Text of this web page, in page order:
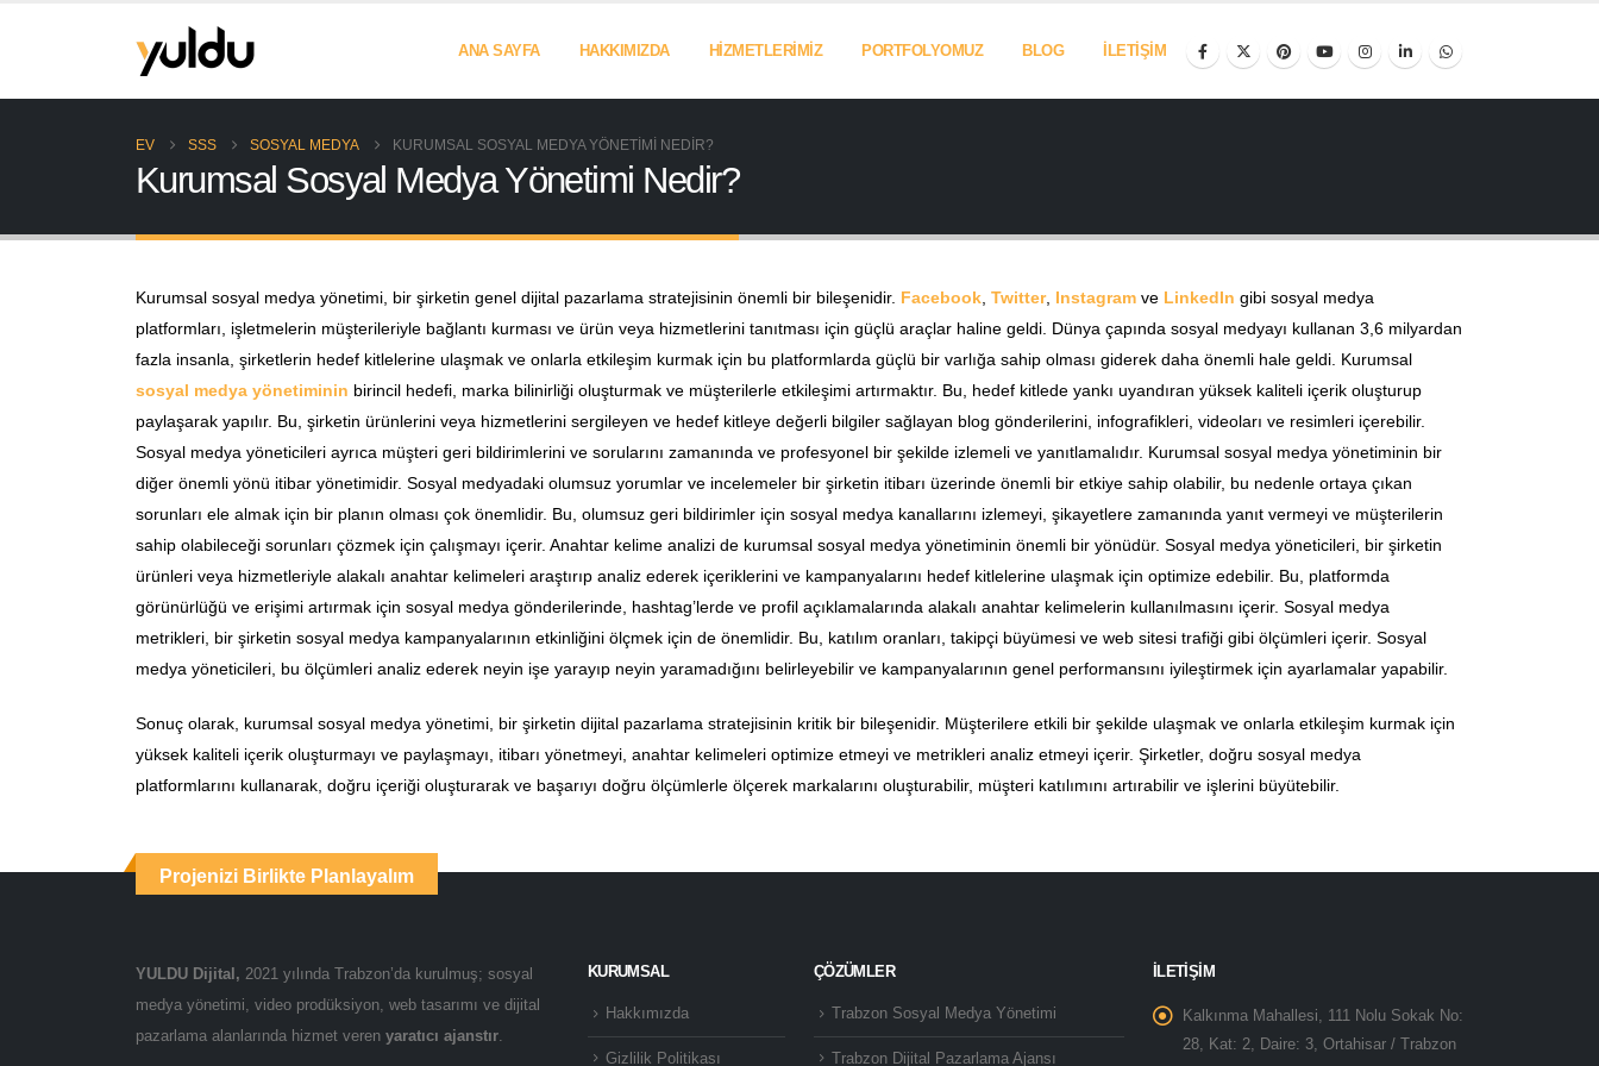
ANA SAYFA HAKKIMIZDA HIZMETLERIMIZ PORTFOLYOMUZ BLOG İLETIŞIM
EV SSS SOSYAL MEDYA KURUMSAL SOSYAL MEDYA YÖNETIMI NEDIR?
Kurumsal Sosyal Medya Yönetimi Nedir?
Kurumsal sosyal medya yönetimi, bir şirketin genel dijital pazarlama stratejisinin önemli bir bileşenidir. Facebook Twitter, Instagram ve LinkedIn gibi sosyal medya
platformları, işletmelerin müşterileriyle bağlantı kurması ve ürün veya hizmetlerini tanıtması için güçlü araçlar haline geldi. Dünya çapında sosyal medyayı kullanan 3,6 milyardan
fazla insanla, şirketlerin hedef kitlelerine ulaşmak ve onlarla etkileşim kurmak için bu platformlarda güçlü bir varlığa sahip olması giderek daha önemli hale geldi. Kurumsal
sosyal medya yönetiminin birincil hedefi, marka bilinirliği oluşturmak ve müşterilerle etkileşimi artırmaktır. Bu, hedef kitlede yankı uyandıran yüksek kaliteli içerik oluşturup
paylaşarak yapılır. Bu, şirketin ürünlerini veya hizmetlerini sergileyen ve hedef kitleye değerli bilgiler sağlayan blog gönderilerini, infografikleri, videoları ve resimleri içerebilir.
Sosyal medya yöneticileri ayrıca müşteri geri bildirimlerini ve sorularını zamanında ve profesyonel bir şekilde izlemeli ve yanıtlamalıdır. Kurumsal sosyal medya yönetiminin bir
diğer önemli yönü itibar yönetimidir. Sosyal medyadaki olumsuz yorumlar ve incelemeler bir şirketin itibarı üzerinde önemli bir etkiye sahip olabilir, bu nedenle ortaya çıkan
sorunları ele almak için bir planın olması çok önemlidir. Bu, olumsuz geri bildirimler için sosyal medya kanallarını izlemeyi, şikayetlere zamanında yanıt vermeyi ve müşterilerin
sahip olabileceği sorunları çözmek için çalışmayı içerir. Anahtar kelime analizi de kurumsal sosyal medya yönetiminin önemli bir yönüdür. Sosyal medya yöneticileri, bir şirketin
ürünleri veya hizmetleriyle alakalı anahtar kelimeleri araştırıp analiz ederek içeriklerini ve kampanyalarını hedef kitlelerine ulaşmak için optimize edebilir. Bu, platformda
görünürlüğü ve erişimi artırmak için sosyal medya gönderilerinde, hashtag’lerde ve profil açıklamalarında alakalı anahtar kelimelerin kullanılmasını içerir. Sosyal medya
metrikleri, bir şirketin sosyal medya kampanyalarının etkinliğini ölçmek için de önemlidir. Bu, katılım oranları, takipçi büyümesi ve web sitesi trafiği gibi ölçümleri içerir. Sosyal
medya yöneticileri, bu ölçümleri analiz ederek neyin işe yarayıp neyin yaramadığını belirleyebilir ve kampanyalarının genel performansını iyileştirmek için ayarlamalar yapabilir.
Sonuç olarak, kurumsal sosyal medya yönetimi, bir şirketin dijital pazarlama stratejisinin kritik bir bileşenidir. Müşterilere etkili bir şekilde ulaşmak ve onlarla etkileşim kurmak için
yüksek kaliteli içerik oluşturmayı ve paylaşmayı, itibarı yönetmeyi, anahtar kelimeleri optimize etmeyi ve metrikleri analiz etmeyi içerir. Şirketler, doğru sosyal medya
platformlarını kullanarak, doğru içeriği oluşturarak ve başarıyı doğru ölçümlerle ölçerek markalarını oluşturabilir, müşteri katılımını artırabilir ve işlerini büyütebilir.
Projenizi Birlikte Planlayalım
YULDU Dijital, 2021 yılında Trabzon’da kurulmuş; sosyal
medya yönetimi, video prodüksiyon, web tasarımı ve dijital
pazarlama alanlarında hizmet veren yaratıcı ajanstır.
KURUMSAL
Hakkımızda
Gizlilik Politikası
ÇÖZÜMLER
Trabzon Sosyal Medya Yönetimi
Trabzon Dijital Pazarlama Ajansı
İLETİŞİM
Kalkınma Mahallesi, 111 Nolu Sokak No:
28, Kat: 2, Daire: 3, Ortahisar / Trabzon